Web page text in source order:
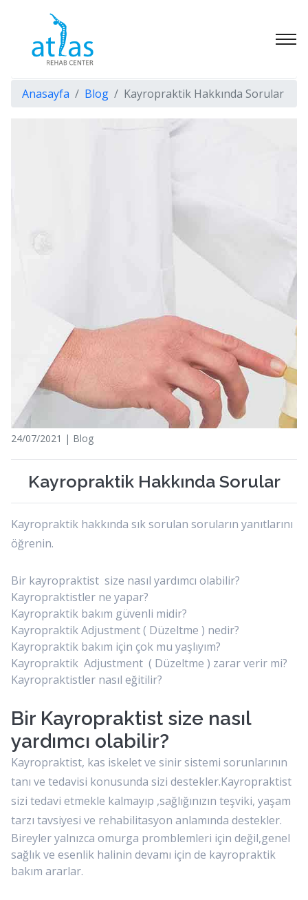
Anasayfa Blog Kayropraktik Hakkında Sorular
24/07/2021 | Blog
Kayropraktik Hakkında Sorular
Kayropraktik hakkında sık sorulan soruların yanıtlarını
öğrenin.
Bir kayropraktist size nasıl yardımcı olabilir?
Kayropraktistler ne yapar?
Kayropraktik bakım güvenli midir?
Kayropraktik Adjustment ( Düzeltme ) nedir?
Kayropraktik bakım için çok mu yaşlıyım?
Kayropraktik Adjustment ( Düzeltme ) zarar verir mi?
Kayropraktistler nasıl eğitilir?
Bir Kayropraktist size nasıl
yardımcı olabilir?
Kayropraktist, kas iskelet ve sinir sistemi sorunlarının
tanı ve tedavisi konusunda sizi destekler.Kayropraktist
sizi tedavi etmekle kalmayıp ,sağlığınızın teşviki, yaşam
tarzı tavsiyesi ve rehabilitasyon anlamında destekler.
Bireyler yalnızca omurga promblemleri için değil,genel
sağlık ve esenlik halinin devamı için de kayropraktik
bakım ararlar.